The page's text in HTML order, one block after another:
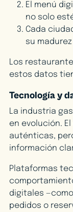
El menú
no solo
Cada
su
Los
estos datos
Tecnología y
La industria
en evolución.
auténticas,
información
Plataformas
digitales
pedidos o